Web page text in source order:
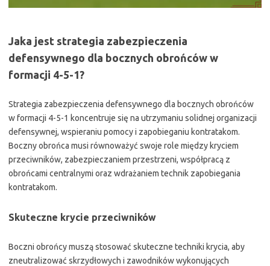
Jaka jest strategia zabezpieczenia
defensywnego dla bocznych obrońców w
formacji 4-5-1?
Strategia zabezpieczenia defensywnego dla bocznych obrońców
w formacji 4-5-1 koncentruje się na utrzymaniu solidnej organizacji
defensywnej, wspieraniu pomocy i zapobieganiu kontratakom.
Boczny obrońca musi równoważyć swoje role między kryciem
przeciwników, zabezpieczaniem przestrzeni, współpracą z
obrońcami centralnymi oraz wdrażaniem technik zapobiegania
kontratakom.
Skuteczne krycie przeciwników
Boczni obrońcy muszą stosować skuteczne techniki krycia, aby
zneutralizować skrzydłowych i zawodników wykonujących